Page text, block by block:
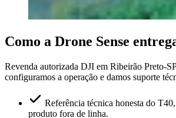
Como a Drone Sense
Revenda autorizada DJI em Ribeirão Preto-
configuramos a operação e damos suporte
Referência técnica honesta do
produto fora de linha.